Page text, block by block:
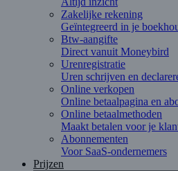
Zakelijke rekening
Geïntegreerd in je
Btw-aangifte
Direct vanuit Moneybird
Urenregistratie
Uren schrijven en
Online verkopen
Online betaalpagina en
Online betaalmethoden
Maakt betalen voor je
Abonnementen
Voor SaaS-ondernemers
Prijzen